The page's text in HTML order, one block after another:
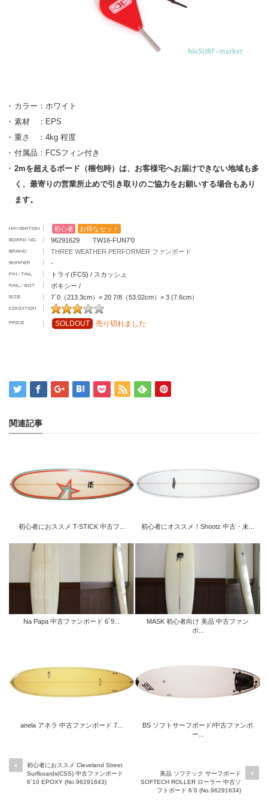
カラー：ホワイト
素材 ：EPS
重さ ：4kg 程度
付属品：FCSフィン付き
2mを超えるボード（梱包時）は、お客様宅へお届けできない地域も多
く、最寄りの営業所止めで引き取りのご協力をお願いする場合もあり
ます。
初心者
お得なセット
96291629 TW16-FUN7‘0
THREE WEATHER PERFORMER ファンボード
-
トライ(FCS) / スカッシュ
ボキシー /
7`0（213.3cm）× 20 7/8（53.02cm）× 3 (7.6cm）
SOLDOUT 売り切れました
関連記事
初心者におススメ T-STICK 中古フ... 初心者にオススメ！Shootz 中古・未...
Na Papa 中古ファンボード 6`9...
MASK 初心者向け 美品 中古ファン
ボ...
anela アネラ 中古ファンボード 7...
BS ソフトサーフボード/中古ファンボ
ー...
初心者におススメ Cleveland Street
Surfboards(CSS) 中古ファンボード
6`10 EPOXY (No.96291643)
美品 ソフテック サーフボード
SOFTECH ROLLER ローラー 中古ソ
フトボード 6`6 (No.96291634)